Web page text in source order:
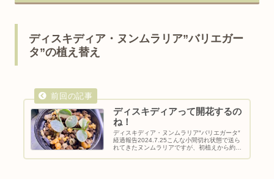
ディスキディア・ヌンムラリア”バリエガー
タ”の植え替え
ディスキディアって開花するの
ね！
ディスキディア・ヌンムラリア″バリエガータ″
経過報告2024.7.25こんな小間切れ状態で送ら
れてきたヌンムラリアですが、初植えから約9